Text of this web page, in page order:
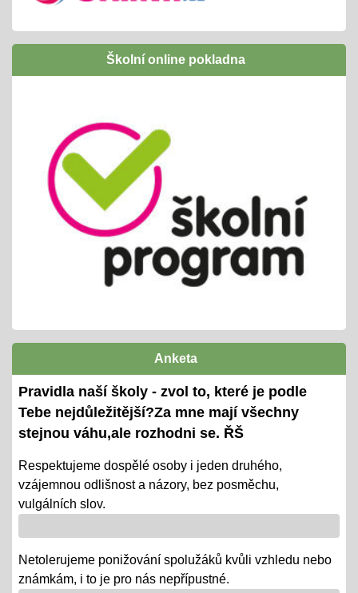
01.09.2024
následně budeme žádat zapojení do Šablony
II OPJAK
Letní slavnost
25.06.2024
příprava tradiční celoškolní akce
propojeno do vrstevnického vyučování
variabilní termín dle počasí /25. nebo 26.6.
Pololetní zjišťování a vyhodnocování
výstupů ŠVP pro 2. pololetí
Ověřování výstupů vzd. k 1. pololetí
08.01.2024
- tradiční KP a TP od 8. 1. do 22. 1.
- termíny oznámeny na KOMENS
- DRŽÍME PĚSTI
Vánoce - tradiční projektová výuka
01.12.2018
- po celý ADVENT využijeme projektovou výuku v
Školní online pokladna
Anketa
Pravidla naší školy - zvol to, které je podle
Tebe nejdůležitější?Za mne mají všechny
stejnou váhu,ale rozhodni se. ŘŠ
Respektujeme dospělé osoby i jeden druhého,
vzájemnou odlišnost a názory, bez posměchu,
vulgálních slov.
Netolerujeme ponižování spolužáků kvůli vzhledu nebo
známkám, i to je pro nás nepřípustné.